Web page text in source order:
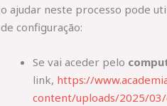
o ajudar neste processo pode
de configuração:
Se vai aceder pelo
link, https://
content/uploads/2025/03/